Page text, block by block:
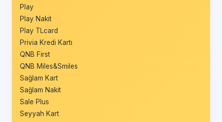
Play
Play Nakit
Play TLcard
Privia Kredi Kartı
QNB First
QNB Miles&Smiles
Sağlam Kart
Sağlam Nakit
Sale Plus
Seyyah Kart